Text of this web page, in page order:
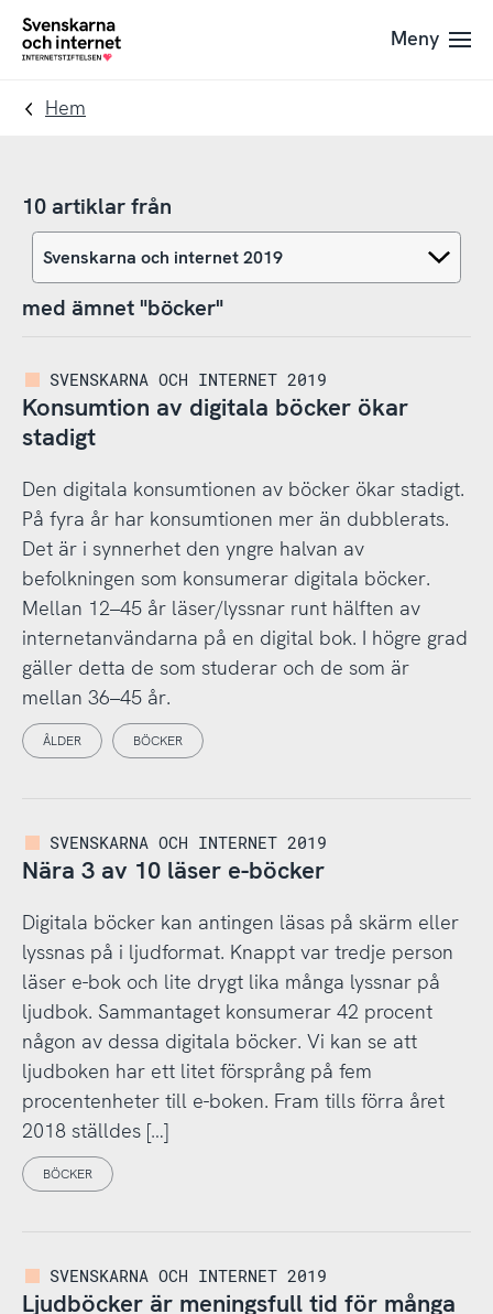
Till
navigation
Till
innehåll
To
Meny
Hem
10 artiklar från
med ämnet "böcker"
SVENSKARNA OCH INTERNET 2019
Konsumtion av digitala böcker ökar
stadigt
Den digitala konsumtionen av böcker ökar stadigt.
På fyra år har konsumtionen mer än dubblerats.
Det är i synnerhet den yngre halvan av
befolkningen som konsumerar digitala böcker.
Mellan 12–45 år läser/lyssnar runt hälften av
internetanvändarna på en digital bok. I högre grad
gäller detta de som studerar och de som är
mellan 36–45 år.
ÅLDER BÖCKER
SVENSKARNA OCH INTERNET 2019
Nära 3 av 10 läser e-böcker
Digitala böcker kan antingen läsas på skärm eller
lyssnas på i ljudformat. Knappt var tredje person
läser e-bok och lite drygt lika många lyssnar på
ljudbok. Sammantaget konsumerar 42 procent
någon av dessa digitala böcker. Vi kan se att
ljudboken har ett litet försprång på fem
procentenheter till e-boken. Fram tills förra året
2018 ställdes […]
BÖCKER
SVENSKARNA OCH INTERNET 2019
Ljudböcker är meningsfull tid för många